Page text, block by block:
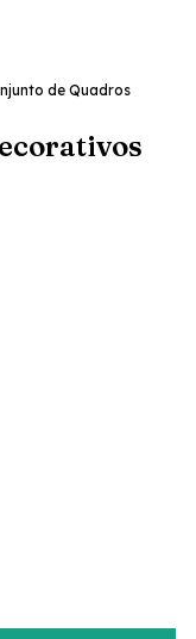
de Quadros